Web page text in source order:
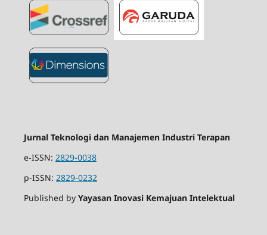
Jurnal Teknologi dan Manajemen Industri Terapan
e-ISSN: 2829-0038
p-ISSN: 2829-0232
Published by Yayasan Inovasi Kemajuan Intelektual